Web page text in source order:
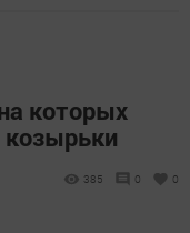
которых
385 0 0